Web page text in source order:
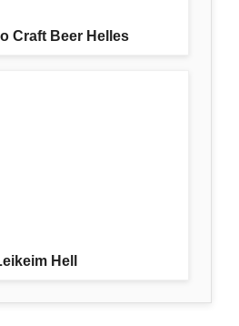
Craft Beer Helles
Hell